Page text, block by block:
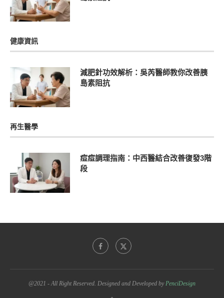
健康資訊
減肥針功效解析：吳芮醫師教你改善胰
島素阻抗
再生醫學
痘痘調理指南：中西醫結合改善復發3階
段
@2021 - All Right Reserved. Designed and Developed byPenciDesign